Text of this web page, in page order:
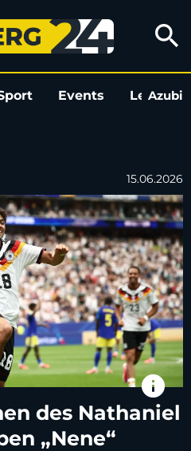
des
search
Events LeoAzubi
15.06.2026
info
des Nathaniel
„Nene“